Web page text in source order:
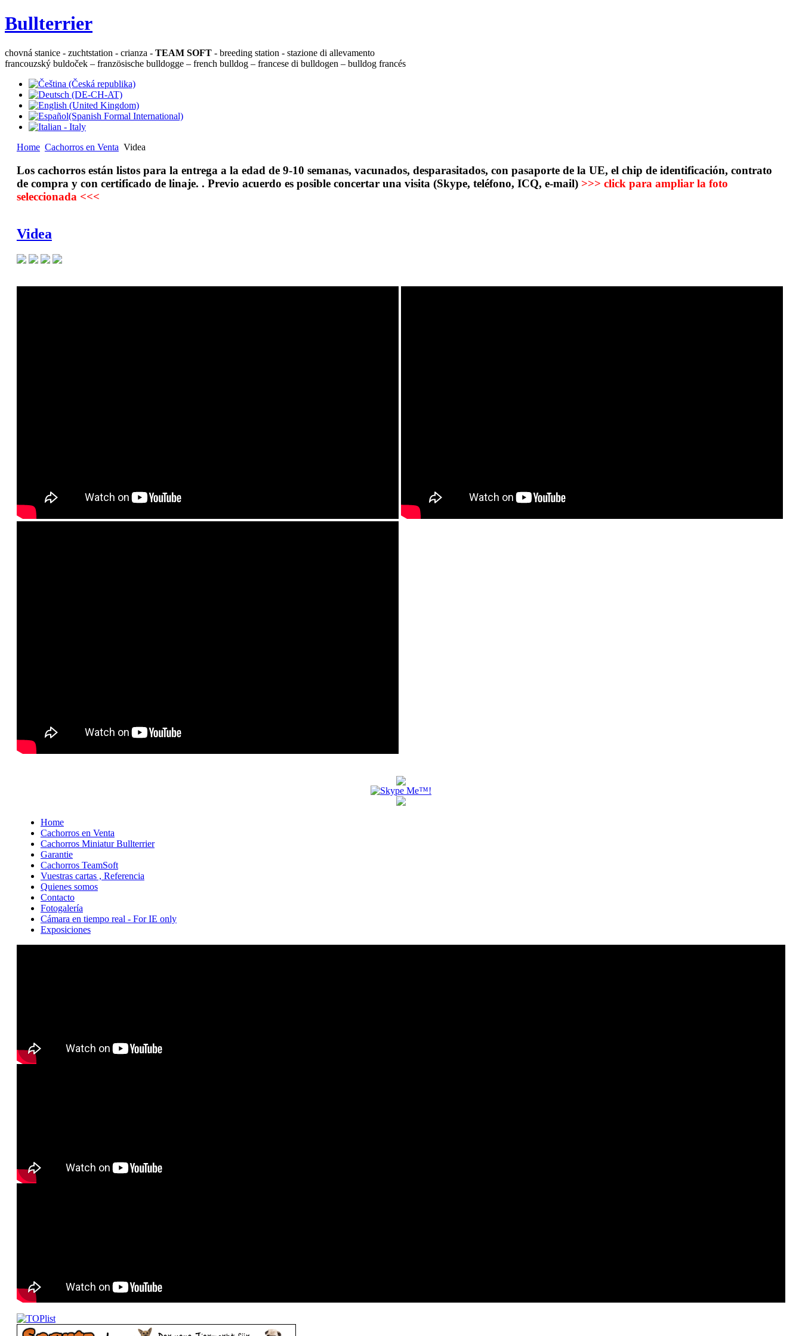
Bullterrier
chovná stanice - zuchtstation - crianza - TEAM SOFT - breeding station - stazione di allevamento
francouzský buldoček – französische bulldogge – french bulldog – francese di bulldogen – bulldog francés
Home Cachorros en Venta Videa
Los cachorros están listos para la entrega a la edad de 9-10 semanas, vacunados, desparasitados, con pasaporte de la UE, el chip de identificación, contrato
de compra y con certificado de linaje. . Previo acuerdo es posible concertar una visita (Skype, teléfono, ICQ, e-mail) >>> click para ampliar la foto
seleccionada <<<
Videa
Home
Cachorros en Venta
Cachorros Miniatur Bullterrier
Garantie
Cachorros TeamSoft
Vuestras cartas , Referencia
Quienes somos
Contacto
Fotogalería
Cámara en tiempo real - For IE only
Exposiciones